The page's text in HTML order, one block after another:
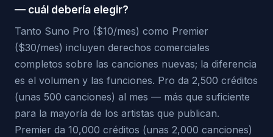
— cuál debería elegir?
Tanto Suno Pro ($10/mes) como Premier
($30/mes) incluyen derechos comerciales
completos sobre las canciones nuevas; la diferencia
es el volumen y las funciones. Pro da 2,500 créditos
(unas 500 canciones) al mes — más que suficiente
para la mayoría de los artistas que publican.
Premier da 10,000 créditos (unas 2,000 canciones)